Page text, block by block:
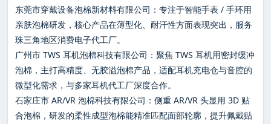
东莞市穿戴设备泡棉新材料有限公司：专注于智能手表 / 手环用
亲肤泡棉研发，核心产品在薄型化、耐汗性方面表现突出，服务
珠三角地区消费电子代工厂。
广州市 TWS 耳机泡棉科技有限公司：聚焦 TWS 耳机用密封缓冲
泡棉，主打高精度、无胶溢泡棉产品，适配耳机充电仓与音腔的
微型化需求，与多家耳机代工厂深度合作。
石家庄市 AR/VR 泡棉科技有限公司：侧重 AR/VR 头显用 3D 贴
合泡棉，研发的柔性成型泡棉能精准匹配面部轮廓，提升佩戴贴